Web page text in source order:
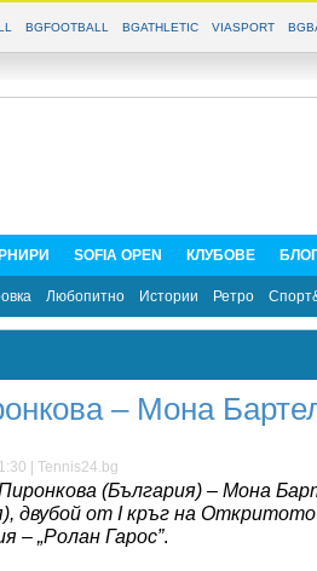
BGFOOTBALL BGATHLETIC VIASPORT
SOFIA OPEN КЛУБОВЕ
Любопитно Истории Ретро
– Мона
| Tennis24.bg
(България) – Мона
двубой от I кръг на
– „Ролан Гарос”.